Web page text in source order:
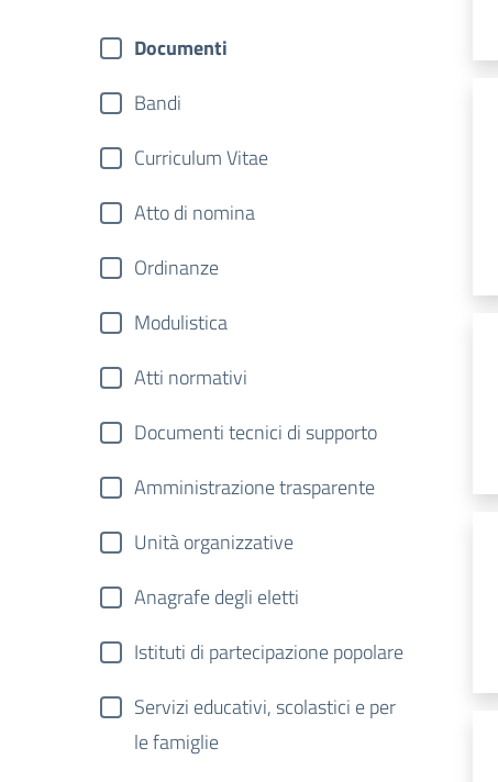
Documenti
Bandi
Curriculum Vitae
Atto di nomina
Ordinanze
Modulistica
Atti normativi
Documenti tecnici di supporto
Amministrazione trasparente
Unità organizzative
Anagrafe degli eletti
Istituti di partecipazione popolare
Servizi educativi, scolastici e per
le famiglie